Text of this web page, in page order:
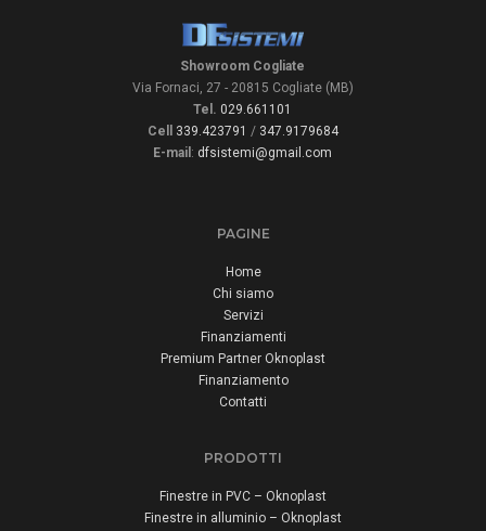
Showroom Cogliate
Via Fornaci, 27 - 20815 Cogliate (MB)
Tel. 029.661101
Cell
339.423791 / 347.9179684
E-mail : dfsistemi@gmail.com
PAGINE
Home
Chi siamo
Servizi
Finanziamenti
Premium Partner Oknoplast
Finanziamento
Contatti
PRODOTTI
Finestre in PVC – Oknoplast
Finestre in alluminio – Oknoplast